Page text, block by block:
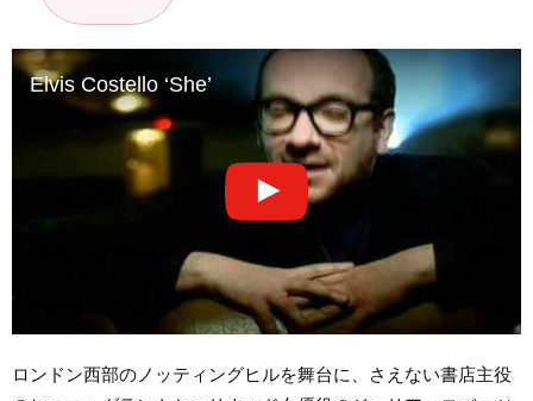
Elvis Costello ‘She’
ロンドン西部のノッティングヒルを舞台に、さえない書店主役